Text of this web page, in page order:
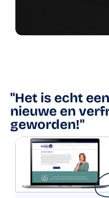
"Het is echt
nieuwe en
geworden!"